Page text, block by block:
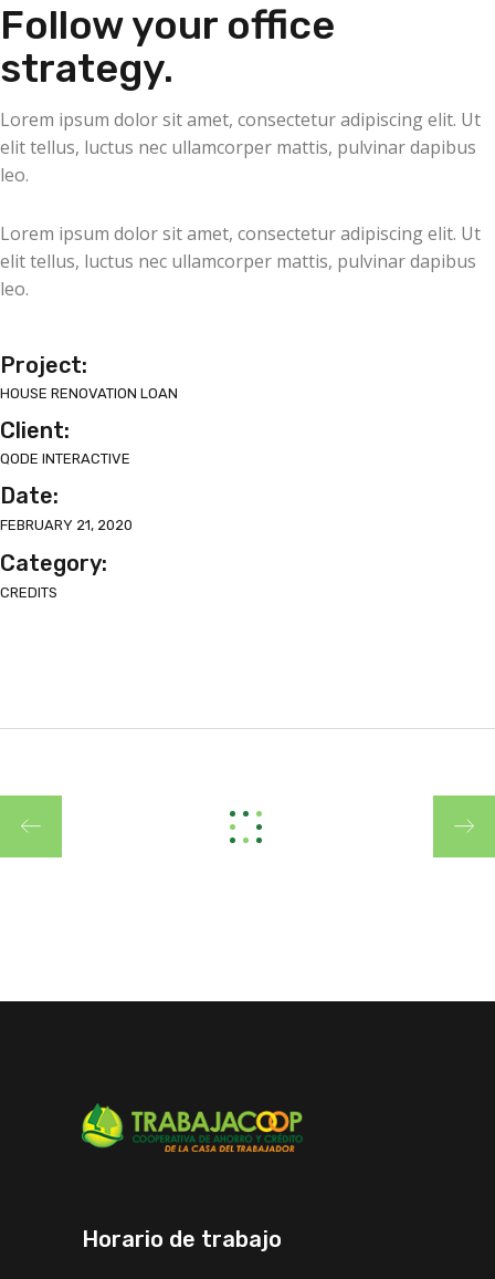
Follow your office
strategy.
Lorem ipsum dolor sit amet, consectetur adipiscing elit. Ut
elit tellus, luctus nec ullamcorper mattis, pulvinar dapibus
leo.
Lorem ipsum dolor sit amet, consectetur adipiscing elit. Ut
elit tellus, luctus nec ullamcorper mattis, pulvinar dapibus
leo.
Project:
HOUSE RENOVATION LOAN
Client:
QODE INTERACTIVE
Date:
FEBRUARY 21, 2020
Category:
CREDITS
Horario de trabajo